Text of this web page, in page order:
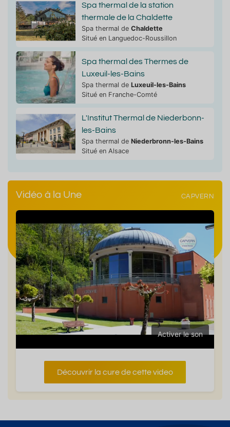
Spa thermal de la station
thermale de la Chaldette
Spa thermal de Chaldette
Situé en Languedoc-Roussillon
Spa thermal des Thermes de
Luxeuil-les-Bains
Spa thermal de Luxeuil-les-Bains
Situé en Franche-Comté
L'Institut Thermal de Niederbonn-
les-Bains
Spa thermal de Niederbronn-les-Bains
Situé en Alsace
Vidéo à la Une CAPVERN
Activer le son
Découvrir la cure de cette video